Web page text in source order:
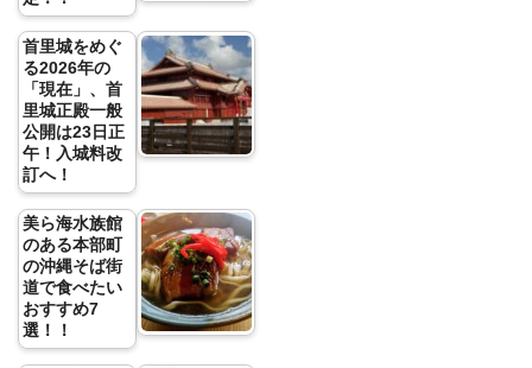
首里城をめぐ
る2026年の
「現在」、首
里城正殿一般
公開は23日正
午！入城料改
訂へ！
美ら海水族館
のある本部町
の沖縄そば街
道で食べたい
おすすめ7
選！！